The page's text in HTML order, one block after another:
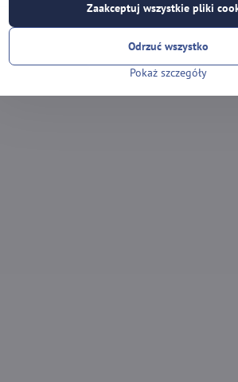
Pokaż szczegóły
Zaakceptuj wszystkie pliki
Odrzuć wszystko